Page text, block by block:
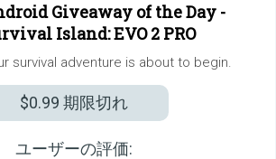
Giveaway of the Day -
Island: EVO 2 PRO
survival adventure is about to begin.
$0.99 期限切れ
ユーザーの評価: